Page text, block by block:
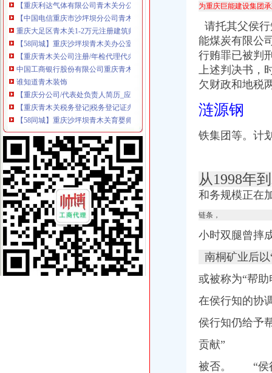
重庆大足区青木关1-2万元注册建筑师-重庆325建筑人才网
【58同城】重庆沙坪坝青木关办公室搬迁_青木关公司搬家
【重庆青木关公司注册/年检代理代办公司】-重庆赶集网
中国工商银行股份有限公司重庆青木关支行联系方式_信用报告_工商信
谁知道青木装饰
【重庆分公司/代表处负责人简历_应聘重庆分公司/代表处负责人求职简
【重庆青木关税务登记|税务登记证办理|代理税务登记】-重庆赶集网
【58同城】重庆沙坪坝青木关育婴师_育儿嫂_青木关高级育婴师公司
重庆市公路运输总公司第九分公司青木关汽车厂
重庆任淞机械有限公司
青木关外墙保洁,永秀清洁（优质商家）,外墙保洁清洗程序有哪些-
重庆捷快递有限公司青木关分公司2017新招聘信息_电话_地址-
重庆市沙坪坝区青木关综合服务社美味鲜食店_【电话地址_招聘信息_
重庆市沙坪坝区青木关食品经营部_【电话地址_招聘信息_注册信息_信
重庆泽润汽车美容咨询服务有限公司青木关烟草销售分公司
重庆市沙坪坝区青木关供销社恬苑歌舞厅_【信用信息_诉讼信息_财务
重庆市莎苑食品有限公司青木关分厂联系方式_信用报告_工商信息-启
重庆市沙坪坝区青木关滴翠文化部-城市吧街景地图
【中国邮政集团公司重庆市沙坪坝区青木关邮政支局工商信息】-阿土
重庆德邦物流有限公司青木关分公司_工商信息_电话_地址_信用信息_
重庆市沙坪坝区青木关镇管家桥村_【电话地址_招聘信息_注册信息_信
【重庆市沙坪坝区青木关运输站工商信息】-阿土伯工商信息查询
【申通快递西永分公司青木关代理点】申通快递西永分公司青木关代
中国农业银行股份有限公司重庆沙坪坝青木关支行_工商信息_电话_地
为重庆巨能建设集团
请托其父侯
能煤炭有限公
行贿罪已被判
上述判决书，
欠财政和地税
涟源钢
铁集团等。计
从1998年到
和务规模正在
链条，
小时双腿曾摔
南桐矿业后以
或被称为“帮
在侯行知的协
侯行知仍给予
贡献”
被否。 “侯行